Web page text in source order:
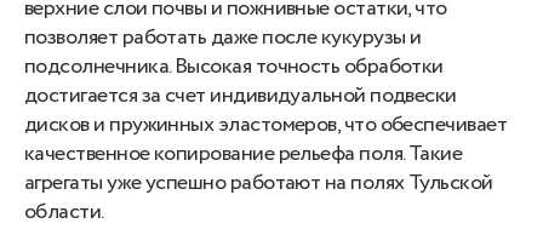
верхние слои почвы и пожнивные остатки, что
позволяет работать даже после кукурузы и
подсолнечника. Высокая точность обработки
достигается за счет индивидуальной подвески
дисков и пружинных эластомеров, что обеспечивает
качественное копирование рельефа поля. Такие
агрегаты уже успешно работают на полях Тульской
области.